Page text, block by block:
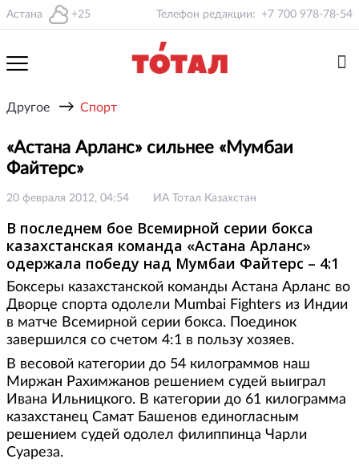
Астана +25 Телефон редакции: +7 700 978-78-54
Другое → Спорт
«Астана Арланс» сильнее «Мумбаи
Файтерс»
20 февраля 2012, 04:54 ИА Тотал Казахстан
В последнем бое Всемирной серии бокса
казахстанская команда «Астана Арланс»
одержала победу над Мумбаи Файтерс – 4:1
Боксеры казахстанской команды Астана Арланс во
Дворце спорта одолели Mumbai Fighters из Индии
в матче Всемирной серии бокса. Поединок
завершился со счетом 4:1 в пользу хозяев.
В весовой категории до 54 килограммов наш
Миржан Рахимжанов решением судей выиграл
Ивана Ильницкого. В категории до 61 килограмма
казахстанец Самат Башенов единогласным
решением судей одолел филиппинца Чарли
Суареза.